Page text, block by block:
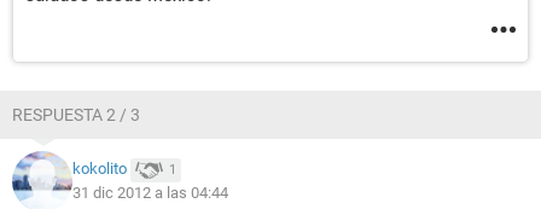
RESPUESTA 2 / 3
kokolito 1
31 dic 2012 a las 04:44